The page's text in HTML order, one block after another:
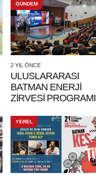
GÜNDEM
2 YIL ÖNCE
ULUSLARARASI
BATMAN ENERJİ
ZİRVESİ PROGRAMI
YEREL